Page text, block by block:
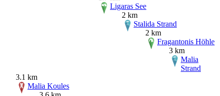
Ligaras See
2 km
Stalida Strand
2 km
Fragantonis Höhle
3 km
Malia
Strand
3.1 km
Malia Koules